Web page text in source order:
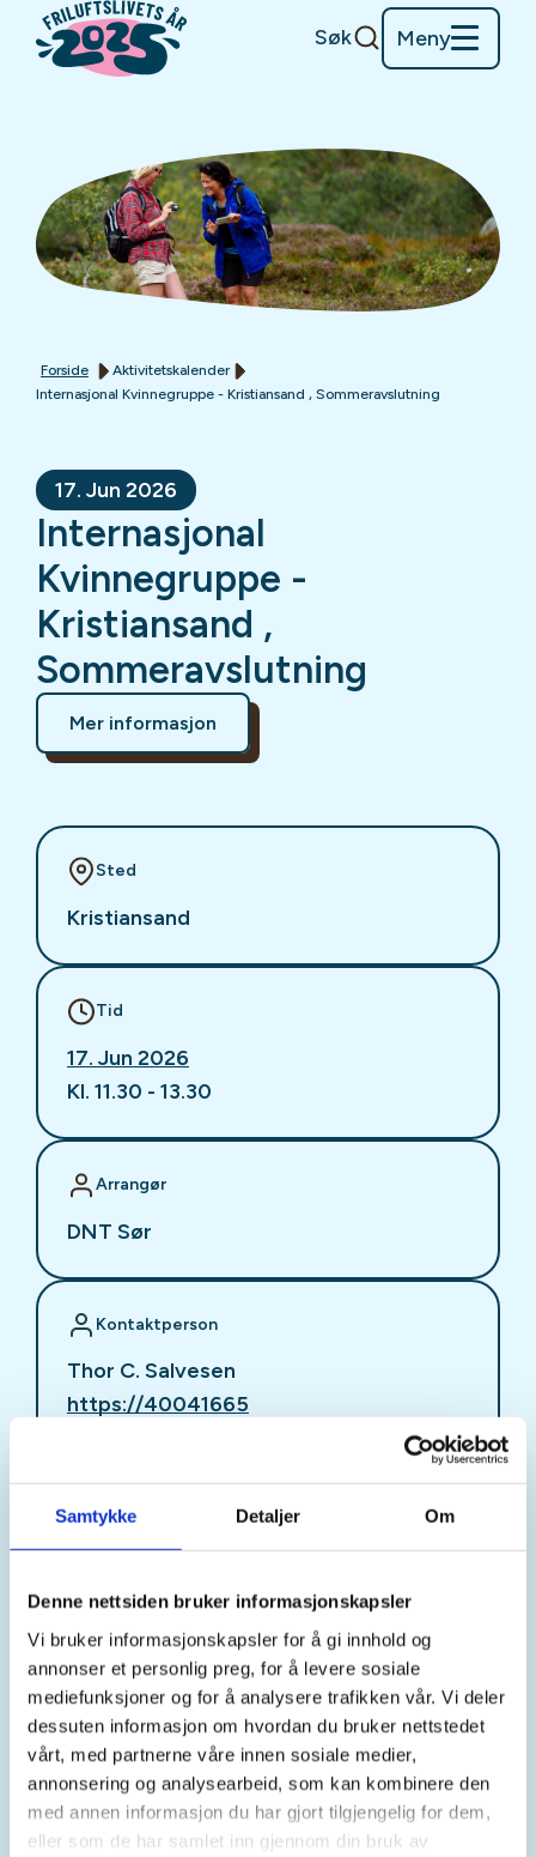
Samtykke Detaljer Om
Denne nettsiden bruker informasjonskapsler
Vi bruker informasjonskapsler for å gi innhold og
annonser et personlig preg, for å levere sosiale
mediefunksjoner og for å analysere trafikken vår. Vi deler
dessuten informasjon om hvordan du bruker nettstedet
vårt, med partnerne våre innen sosiale medier,
annonsering og analysearbeid, som kan kombinere den
med annen informasjon du har gjort tilgjengelig for dem,
eller som de har samlet inn gjennom din bruk av
Søk Meny
Forside
Aktivitetskalender
Internasjonal Kvinnegruppe - Kristiansand , Sommeravslutning
17. Jun 2026
Internasjonal
Kvinnegruppe -
Kristiansand ,
Sommeravslutning
Mer informasjon
Sted
Kristiansand
Tid
17. Jun 2026
Kl. 11.30 - 13.30
Arrangør
DNT Sør
Kontaktperson
Thor C. Salvesen
https://40041665
Vi går korte og hyggelige turer uansett vær, og
Ta med sitteunderlag, niste og drikke.
Noen bruker denne gruppa til å komme seg mer ut
på tur og bli kjent med nye mennesker, andre bruker
gruppa til å prate og lære mer norsk. Felles er
fokuset på mestring og glede sammen med andre
ute i naturen :-)
Vi møtes onsdager kl. 11.30 og er på tur ca. 2 timer.